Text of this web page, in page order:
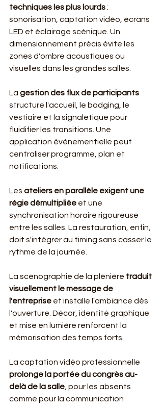
techniques les plus lourds :
sonorisation, captation vidéo, écrans
LED et éclairage scénique. Un
dimensionnement précis évite les
zones d'ombre acoustiques ou
visuelles dans les grandes salles.
La gestion des flux de participants
structure l'accueil, le badging, le
vestiaire et la signalétique pour
fluidifier les transitions. Une
application événementielle peut
centraliser programme, plan et
notifications.
Les ateliers en parallèle exigent une
régie démultipliée et une
synchronisation horaire rigoureuse
entre les salles. La restauration, enfin,
doit s'intégrer au timing sans casser le
rythme de la journée.
La scénographie de la plénière traduit
visuellement le message de
l'entreprise et installe l'ambiance dès
l'ouverture. Décor, identité graphique
et mise en lumière renforcent la
mémorisation des temps forts.
La captation vidéo professionnelle
prolonge la portée du congrès au-
delà de la salle, pour les absents
comme pour la communication